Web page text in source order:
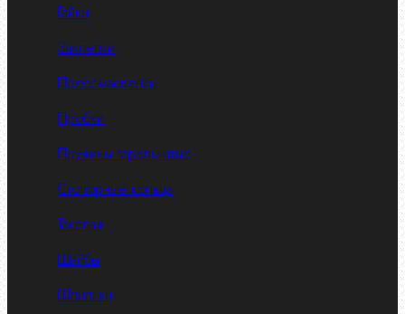
Гайки
Заклепки
Пресс-масленки
Пробки
Пружины тарельчатые
Стопорные кольца
Такелаж
Шайбы
Шпильки